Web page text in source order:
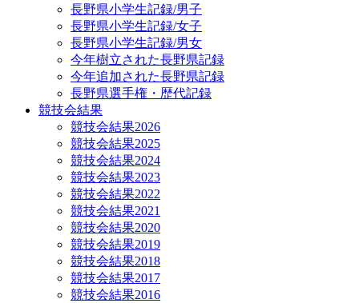
長野県小学生記録/男子
長野県小学生記録/女子
長野県小学生記録/男女
今年樹立された長野県記録
今年追加された長野県記録
長野県選手権・歴代記録
競技会結果
競技会結果2026
競技会結果2025
競技会結果2024
競技会結果2023
競技会結果2022
競技会結果2021
競技会結果2020
競技会結果2019
競技会結果2018
競技会結果2017
競技会結果2016